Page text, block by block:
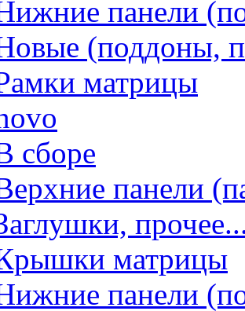
панели
(поддоны,
матрицы
сборе
панели
матрицы
панели